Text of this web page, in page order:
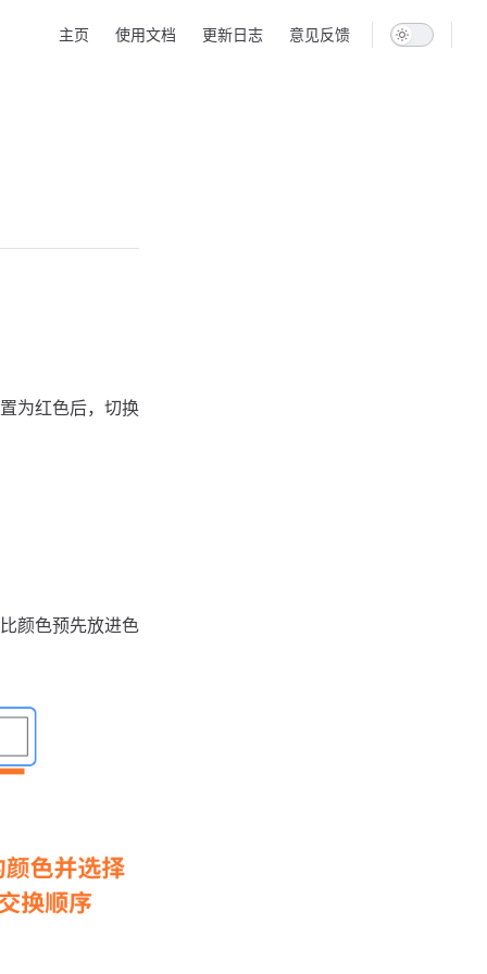
主页 使用文档 更新日志 意见反馈
为红色后，切换
颜色预先放进色